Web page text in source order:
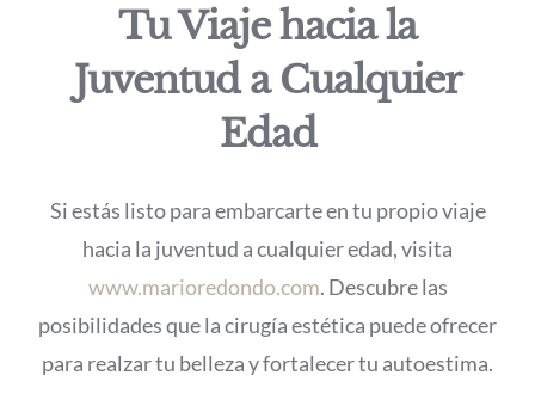
Tu Viaje hacia la
Juventud a Cualquier
Edad
Si estás listo para embarcarte en tu propio viaje
hacia la juventud a cualquier edad, visita
www.marioredondo.com. Descubre las
posibilidades que la cirugía estética puede ofrecer
para realzar tu belleza y fortalecer tu autoestima.